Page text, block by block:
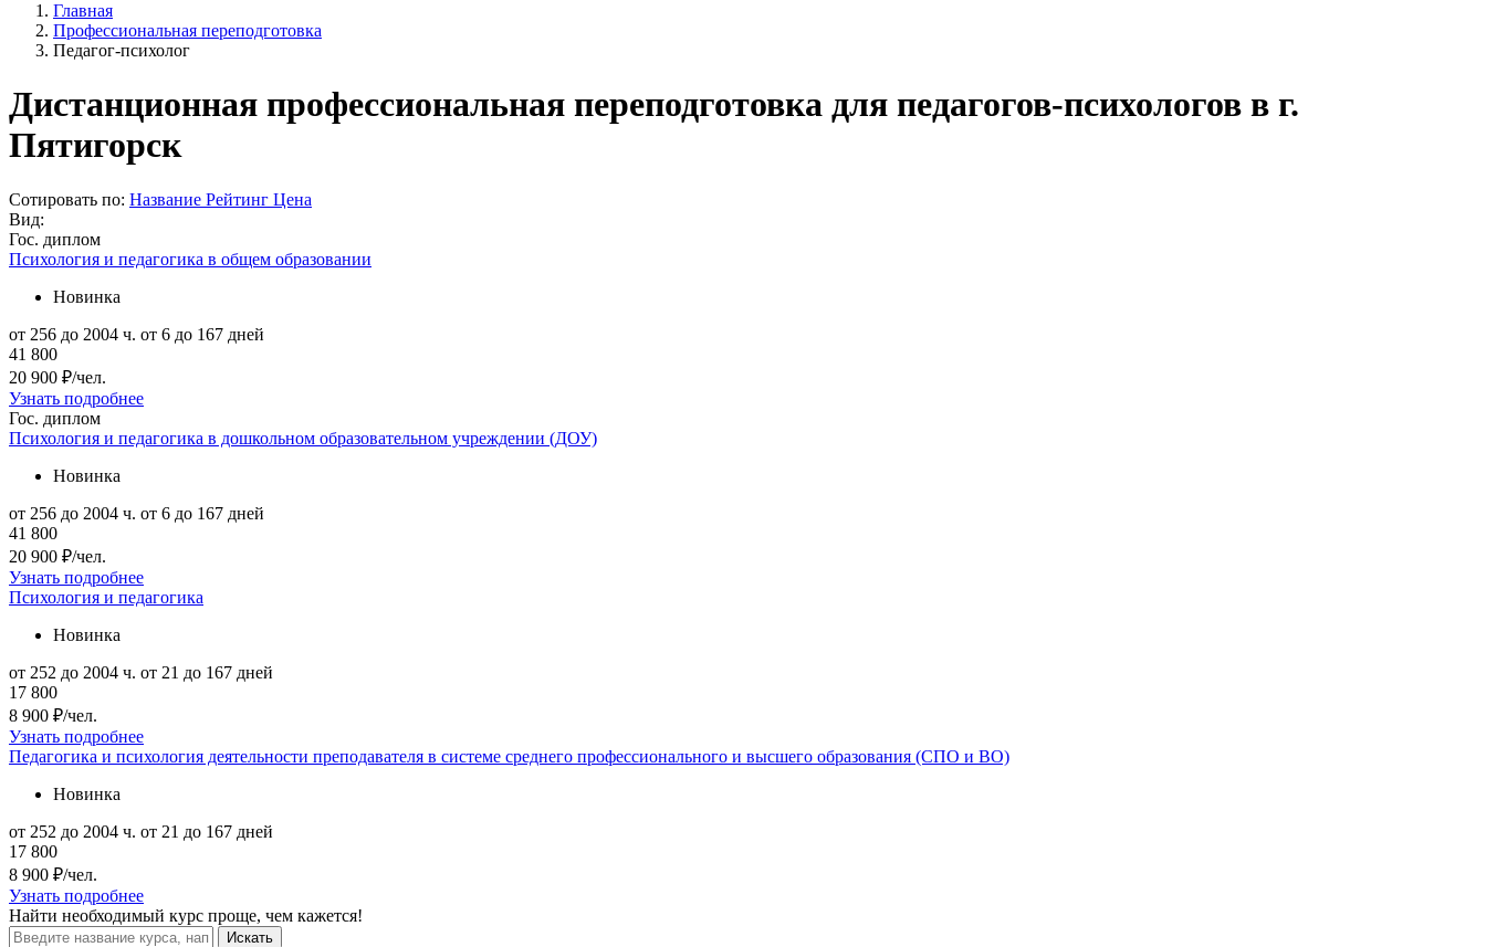
Главная
Профессиональная переподготовка
Педагог-психолог
Дистанционная профессиональная переподготовка для педагогов-психологов в г.
Пятигорск
Сотировать по: Название Рейтинг Цена
Вид:
Гос. диплом
Психология и педагогика в общем образовании
Новинка
от 256 до 2004 ч. от 6 до 167 дней
41 800
20 900 ₽/чел.
Узнать подробнее
Гос. диплом
Психология и педагогика в дошкольном образовательном учреждении (ДОУ)
Новинка
от 256 до 2004 ч. от 6 до 167 дней
41 800
20 900 ₽/чел.
Узнать подробнее
Психология и педагогика
Новинка
от 252 до 2004 ч. от 21 до 167 дней
17 800
8 900 ₽/чел.
Узнать подробнее
Педагогика и психология деятельности преподавателя в системе среднего профессионального и высшего образования (СПО и ВО)
Новинка
от 252 до 2004 ч. от 21 до 167 дней
17 800
8 900 ₽/чел.
Узнать подробнее
Найти необходимый курс проще, чем кажется!
Искать